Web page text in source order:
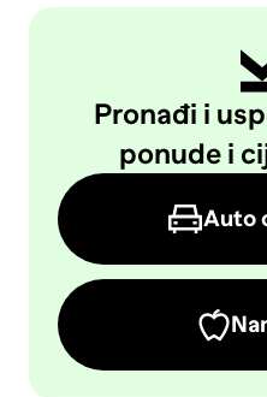
Pronađi i
ponude i
Auto